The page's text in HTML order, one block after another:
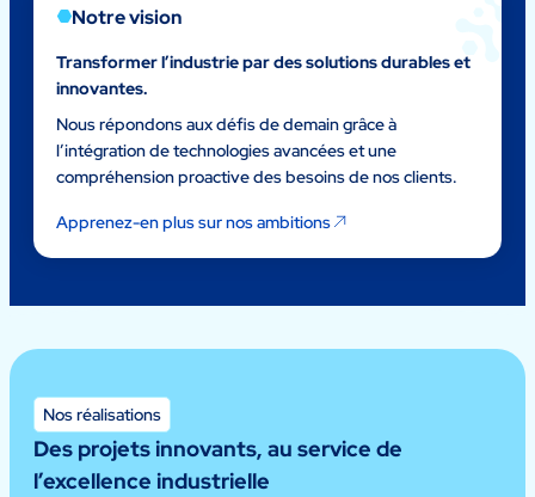
Notre vision
Transformer l’industrie par des solutions durables et
innovantes.
Nous répondons aux défis de demain grâce à
l’intégration de technologies avancées et une
compréhension proactive des besoins de nos clients.
Apprenez-en plus sur nos ambitions
Nos réalisations
Des projets innovants, au service de
l’excellence industrielle